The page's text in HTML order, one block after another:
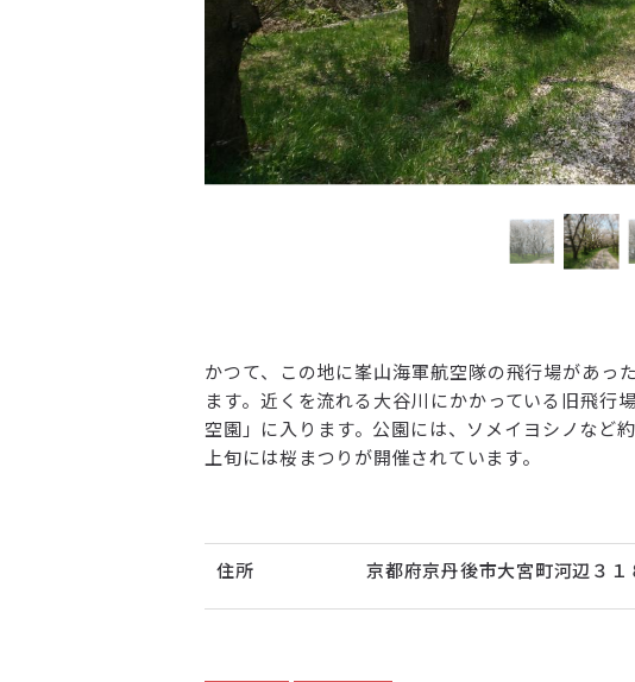
かつて、この地に峯山海軍航空隊の飛行場があっ
ます。近くを流れる大谷川にかかっている旧飛行
空園」に入ります。公園には、ソメイヨシノなど
上旬には桜まつりが開催されています。
住所 京都府京丹後市大宮町河辺３１